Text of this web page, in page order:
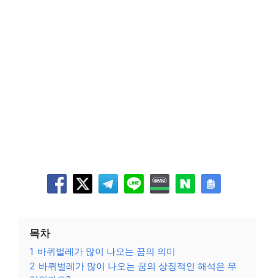
목차
1 바퀴벌레가 많이 나오는 꿈의 의미
2 바퀴벌레가 많이 나오는 꿈의 상징적인 해석은 무